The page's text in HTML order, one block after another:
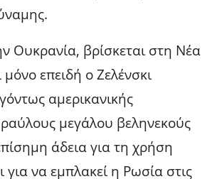
Ουκρανία, βρίσκεται στη Νέα
επειδή ο Ζελένσκι
αμερικανικής
μεγάλου βεληνεκούς
άδεια για τη χρήση
για να εμπλακεί η Ρωσία στις